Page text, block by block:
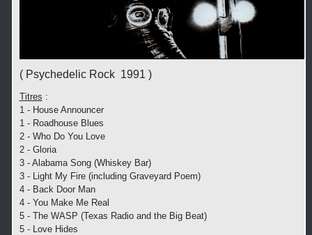
( Psychedelic Rock 1991 )
Titres :
1 - House Announcer
1 - Roadhouse Blues
2 - Who Do You Love
2 - Gloria
3 - Alabama Song (Whiskey Bar)
3 - Light My Fire (including Graveyard Poem)
4 - Back Door Man
4 - You Make Me Real
5 - The WASP (Texas Radio and the Big Beat)
5 - Love Hides